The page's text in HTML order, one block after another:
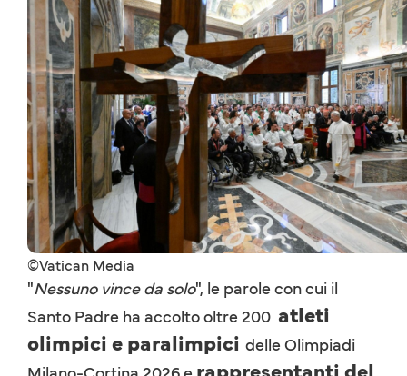
©Vatican Media
"Nessuno vince da solo", le parole con cui il
Santo Padre ha accolto oltre 200 atleti
olimpici e paralimpici delle Olimpiadi
rappresentanti del